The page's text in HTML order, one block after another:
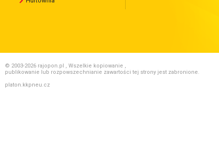
© 2003-2026 rajopon.pl , Wszelkie kopiowanie ,
publikowanie lub rozpowszechnianie zawartości tej strony jest zabronione.
platon.kkpneu.cz